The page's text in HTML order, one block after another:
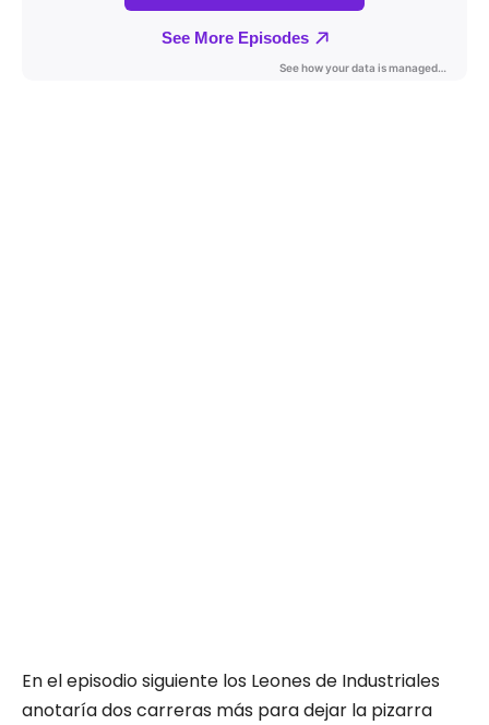
En el episodio siguiente los Leones de Industriales
anotaría dos carreras más para dejar la pizarra